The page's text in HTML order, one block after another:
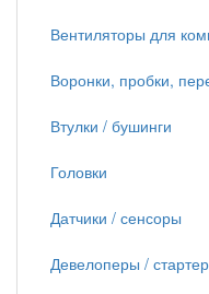
Вентиляторы для
Воронки, пробки,
Втулки / бушинги
Головки
Датчики / сенсоры
Девелоперы /